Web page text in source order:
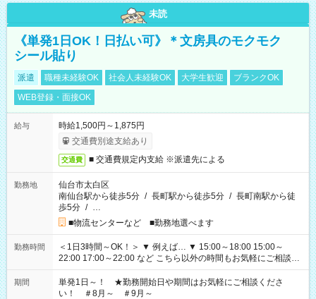
未読
《単発1日OK！日払い可》＊文房具のモクモク
シール貼り
派遣 職種未経験OK 社会人未経験OK 大学生歓迎
ブランクOK
WEB登録・面接OK
給与
時給1,500円～1,875円
交通費別途支給あり
交通費 ■ 交通費規定内支給 ※派遣先による
勤務地
仙台市太白区
南仙台駅から徒歩5分 / 長町駅から徒歩5分 / 長町南駅から徒
歩5分 / …
■物流センターなど ■勤務地選べます
勤務時間
＜1日3時間～OK！＞ ▼ 例えば… ▼ 15:00～18:00 15:00～
22:00 17:00～22:00 など こちら以外の時間もお気軽にご相談く
ださい！
期間
単発1日～！ ★勤務開始日や期間はお気軽にご相談くださ
い！ ＃8月～ ＃9月～